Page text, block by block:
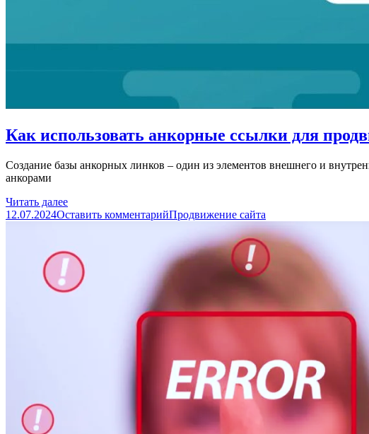
Как использовать анкорные ссылки для
Создание базы анкорных линков – один из элементов внешнего и
анкорами
Читать далее
12.07.2024Оставить комментарийПродвижение сайта